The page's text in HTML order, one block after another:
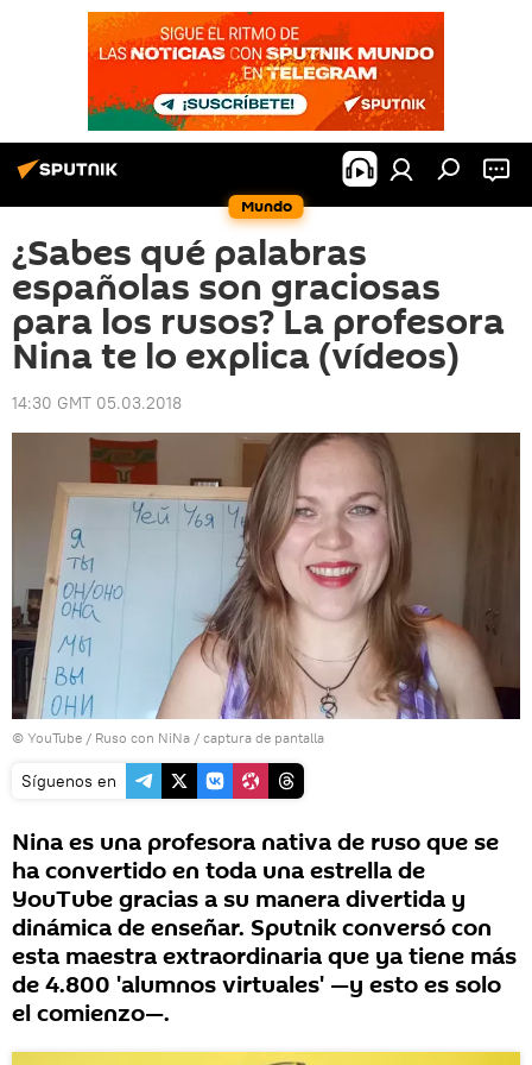
Mundo
¿Sabes qué palabras
españolas son graciosas
para los rusos? La profesora
Nina te lo explica (vídeos)
14:30 GMT 05.03.2018
© YouTube / Ruso con NiNa / captura de pantalla
Síguenos en
Nina es una profesora nativa de ruso que se
ha convertido en toda una estrella de
YouTube gracias a su manera divertida y
dinámica de enseñar. Sputnik conversó con
esta maestra extraordinaria que ya tiene más
de 4.800 'alumnos virtuales' —y esto es solo
el comienzo—.